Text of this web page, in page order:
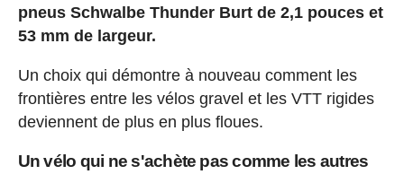
pneus Schwalbe Thunder Burt de 2,1 pouces et
53 mm de largeur.
Un choix qui démontre à nouveau comment les
frontières entre les vélos gravel et les VTT rigides
deviennent de plus en plus floues.
Un vélo qui ne s'achète pas comme les autres